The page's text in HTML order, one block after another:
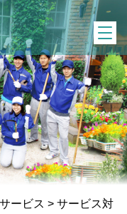
ービス > サービス対